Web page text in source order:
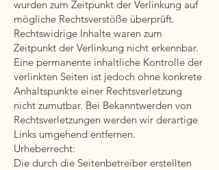
wurden zum Zeitpunkt der Verlinkung auf
mögliche Rechtsverstöße überprüft.
Rechtswidrige Inhalte waren zum
Zeitpunkt der Verlinkung nicht erkennbar.
Eine permanente inhaltliche Kontrolle der
verlinkten Seiten ist jedoch ohne konkrete
Anhaltspunkte einer Rechtsverletzung
nicht zumutbar. Bei Bekanntwerden von
Rechtsverletzungen werden wir derartige
Links umgehend entfernen.
Urheberrecht:
Die durch die Seitenbetreiber erstellten